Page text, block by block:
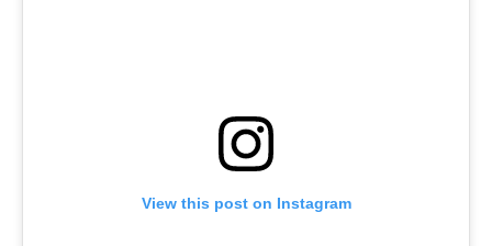
View this post on Instagram